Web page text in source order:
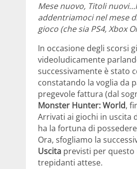
Mese nuovo, Titoli
addentriamoci nel mese
gioco (che sia PS4, Xbox
In occasione degli scorsi
videoludicamente
successivamente è stato
constatando la voglia da
pregevole fattura (dal
Monster Hunter: World,
Arrivati ai giochi in uscita
ha la fortuna di
Ora, sfogliamo la
Uscita previsti per questo
trepidanti attese.